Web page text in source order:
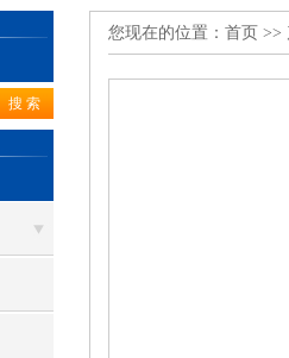
您现在的位置： 首页 >>